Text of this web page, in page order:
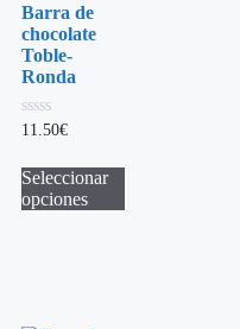
Barra de
chocolate
Toble-
Ronda
011.50€
Seleccionar
opciones